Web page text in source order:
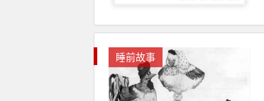
睡前故事